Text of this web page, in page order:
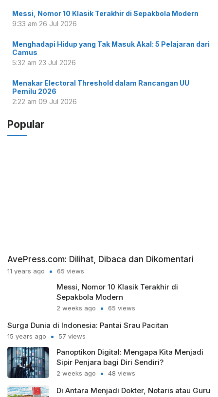
Messi, Nomor 10 Klasik Terakhir di Sepakbola Modern
9:33 am 26 Jul 2026
Menghadapi Hidup yang Tak Masuk Akal: 5 Pelajaran dari
Camus
5:32 am 23 Jul 2026
Menakar Electoral Threshold dalam Rancangan UU
Pemilu 2026
2:22 am 09 Jul 2026
Popular
AvePress.com: Dilihat, Dibaca dan Dikomentari
11 years ago 65 views
Messi, Nomor 10 Klasik Terakhir di
Sepakbola Modern
2 weeks ago 65 views
Surga Dunia di Indonesia: Pantai Srau Pacitan
15 years ago 57 views
Panoptikon Digital: Mengapa Kita Menjadi
Sipir Penjara bagi Diri Sendiri?
2 weeks ago 48 views
Di Antara Menjadi Dokter, Notaris atau Guru